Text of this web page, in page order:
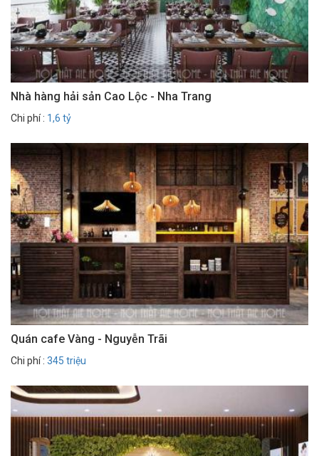
Nhà hàng hải sản Cao Lộc - Nha Trang
Chi phí : 1,6 tỷ
Quán cafe Vàng - Nguyễn Trãi
Chi phí : 345 triệu